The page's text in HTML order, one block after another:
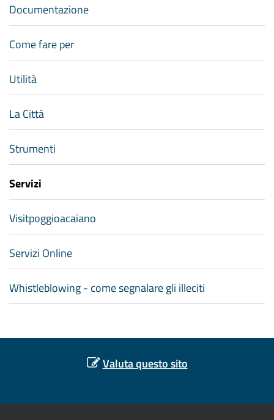
Documentazione
Come fare per
Utilità
La Città
Strumenti
Servizi
Visitpoggioacaiano
Servizi Online
Whistleblowing - come segnalare gli illeciti
Valuta questo sito